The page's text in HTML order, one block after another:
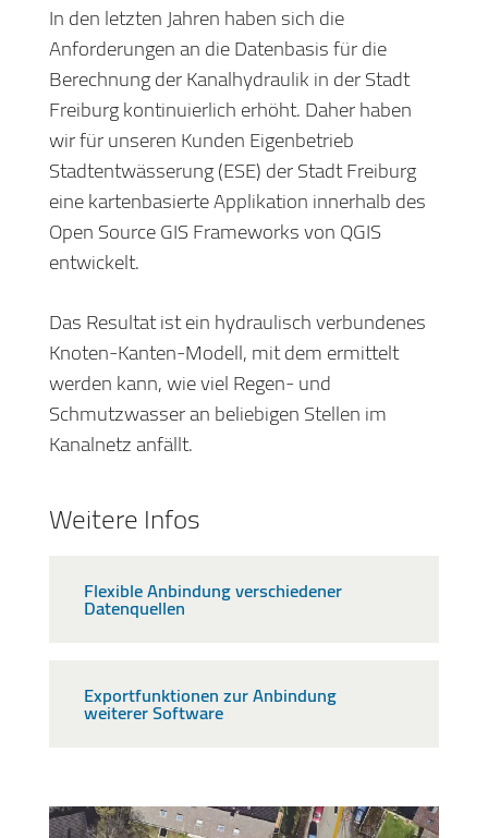
In den letzten Jahren haben sich die
Anforderungen an die Datenbasis für die
Berechnung der Kanalhydraulik in der Stadt
Freiburg kontinuierlich erhöht. Daher haben
wir für unseren Kunden Eigenbetrieb
Stadtentwässerung (ESE) der Stadt Freiburg
eine kartenbasierte Applikation innerhalb des
Open Source GIS Frameworks von QGIS
entwickelt.
Das Resultat ist ein hydraulisch verbundenes
Knoten-Kanten-Modell, mit dem ermittelt
werden kann, wie viel Regen- und
Schmutzwasser an beliebigen Stellen im
Kanalnetz anfällt.
Weitere Infos
Flexible Anbindung verschiedener
Datenquellen
Exportfunktionen zur Anbindung
weiterer Software